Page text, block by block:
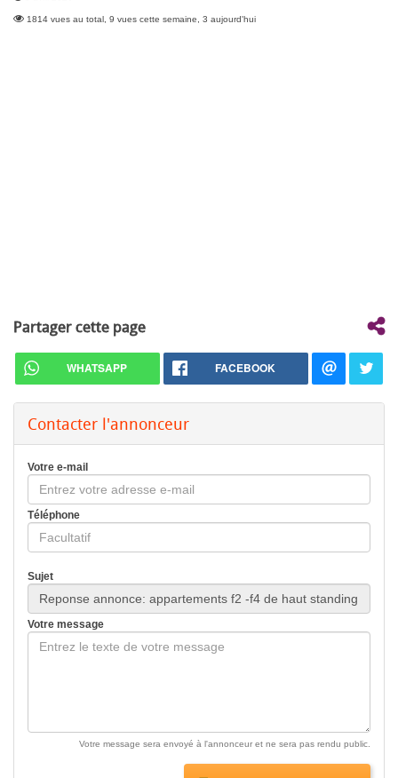
1814 vues au total, 9 vues cette semaine, 3 aujourd'hui
Partager cette page
WHATSAPP FACEBOOK
Contacter l'annonceur
Votre e-mail
Téléphone
Sujet
Votre message
Votre message sera envoyé à l'annonceur et ne sera pas rendu public.